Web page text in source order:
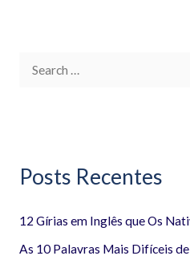
u
s
a
Posts Recentes
12 Gírias em Inglês que Os
As 10 Palavras Mais Difíceis